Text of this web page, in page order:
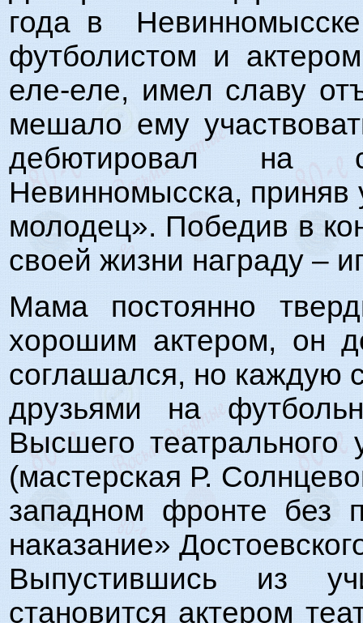
года в
футболистом и
еле-еле, имел славу
мешало ему
дебютировал на
Невинномысска, приняв
молодец». Победив в
своей жизни награду –
Мама постоянно
хорошим актером, он
соглашался, но каждую
друзьями на
Высшего
(мастерская Р.
западном фронте без
наказание»
Выпустившись из
становится актером